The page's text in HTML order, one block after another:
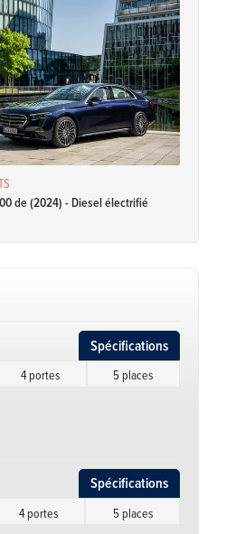
de (2024) - Diesel électrifié
Spécifications
4 portes 5 places
Spécifications
4 portes 5 places